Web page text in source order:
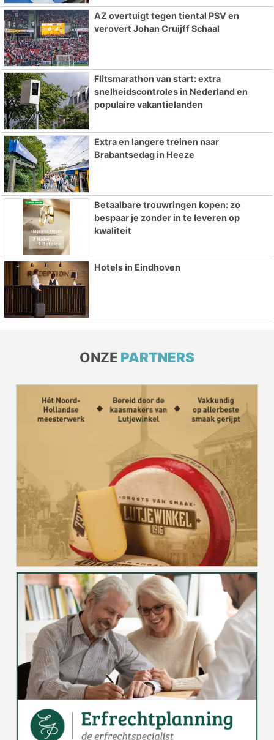
AZ overtuigt tegen tiental PSV en
verovert Johan Cruijff Schaal
Flitsmarathon van start: extra
snelheidscontroles in Nederland en
populaire vakantielanden
Extra en langere treinen naar
Brabantsedag in Heeze
Betaalbare trouwringen kopen: zo
bespaar je zonder in te leveren op
kwaliteit
Hotels in Eindhoven
ONZE PARTNERS